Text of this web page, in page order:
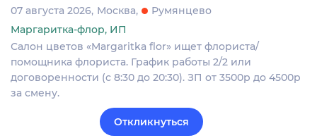
07 августа 2026 Москва
Румянцево
Маргаритка-флор, ИП
Салон цветов «Margaritka flor» ищет флориста/
помощника флориста. График работы 2/2 или
договоренности (с 8:30 до 20:30). ЗП от 3500р до 4500р
за смену.
Откликнуться